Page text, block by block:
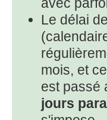
Le délai
mois, et
est passé
jours